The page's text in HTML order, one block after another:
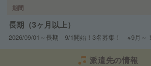
期間
長期（3ヶ月以上）
2026/09/01～長期 9/1開始！3名募集！ ※9月～！
派遣先の情報